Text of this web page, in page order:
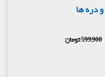
دره ها
599,900 تومان